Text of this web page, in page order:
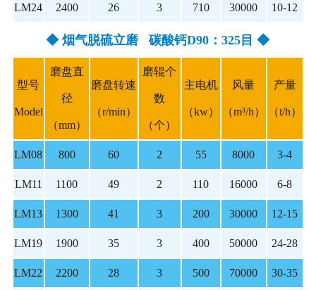
LM24 2400 26 3 710 30000 10-12
◆ 烟气脱硫立磨 碳酸钙D90：325目 ◆
型号
Model
磨盘直
径
（mm）
磨盘转速
（r/min）
磨辊个
数
（个）
主电机
（kw）
风量
（m³/h）
产量
（t/h）
LM08 800 60 2 55 8000 3-4
LM11 1100 49 2 110 16000 6-8
LM13 1300 41 3 200 30000 12-15
LM19 1900 35 3 400 50000 24-28
LM22 2200 28 3 500 70000 30-35